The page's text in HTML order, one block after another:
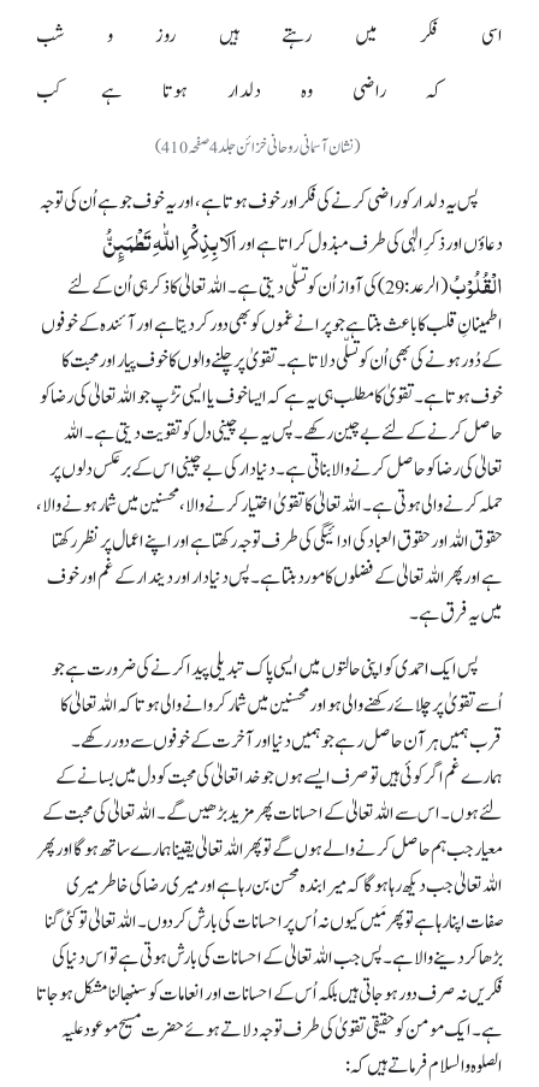
اسی فکر میں رہتے ہیں روز و شب
کہ راضی وہ دلدار ہوتا ہے کب
(نشان آسمانی روحانی خزائن جلد4صفحہ410)
پس یہ دلدار کو راضی کرنے کی فکر اور خوف ہوتا ہے، اور یہ خوف جو ہے اُن کی توجہ
دعاؤں اور ذکرِ الٰہی کی طرف مبذول کراتا ہے اوراَلَا بِذِکْرِ اللّٰہِ تَطْمَئِنُّ
الْقُلُوْبُ
(الرعد: 29) کی آواز اُن کو تسلّی دیتی ہے۔ اللہ تعالیٰ کا ذکر ہی اُن کے لئے
اطمینانِ قلب کا باعث بنتا ہے جو پرانے غموں کو بھی دور کر دیتا ہے اور آئندہ کے خوفوں
کے دُور ہونے کی بھی اُن کو تسلّی دلاتا ہے۔ تقویٰ پر چلنے والوں کا خوف پیار اور محبت کا
خوف ہوتا ہے۔ تقویٰ کا مطلب ہی یہ ہے کہ ایسا خوف یا ایسی تڑپ جو اللہ تعالیٰ کی رضا کو
حاصل کرنے کے لئے بے چین رکھے۔ پس یہ بے چینی دل کو تقویت دیتی ہے۔ اللہ
تعالیٰ کی رضا کو حاصل کرنے والا بناتی ہے۔ دنیا دار کی بے چینی اس کے برعکس دلوں پر
حملہ کرنے والی ہوتی ہے۔ اللہ تعالیٰ کا تقویٰ اختیار کرنے والا، محسنین میں شمار ہونے والا،
حقوق اللہ اور حقوق العباد کی ادائیگی کی طرف توجہ رکھتا ہے اور اپنے اعمال پر نظر رکھتا
ہے اور پھر اللہ تعالیٰ کے فضلوں کا مورد بنتا ہے۔ پس دنیا دار اور دیندار کے غم اور خوف
میں یہ فرق ہے۔
پس ایک احمدی کو اپنی حالتوں میں ایسی پاک تبدیلی پیدا کرنے کی ضرورت ہے جو
اُسے تقویٰ پر چلائے رکھنے والی ہو اور محسنین میں شمار کروانے والی ہو تا کہ اللہ تعالیٰ کا
قرب ہمیں ہر آن حاصل رہے جو ہمیں دنیا اور آخرت کے خوفوں سے دور رکھے۔
ہمارے غم اگر کوئی ہیں تو صرف ایسے ہوں جو خدا تعالیٰ کی محبت کو دل میں بسانے کے
لئے ہوں۔ اس سے اللہ تعالیٰ کے احسانات پھر مزید بڑھیں گے۔ اللہ تعالیٰ کی محبت کے
معیار جب ہم حاصل کرنے والے ہوں گے تو پھر اللہ تعالیٰ یقینا ہمارے ساتھ ہو گا اور پھر
اللہ تعالیٰ جب دیکھ رہا ہو گا کہ میرا بندہ محسن بن رہا ہے اور میری رضا کی خاطر میری
صفات اپنا رہا ہے تو پھر مَیں کیوں نہ اُس پر احسانات کی بارش کر دوں۔ اللہ تعالیٰ تو کئی گنا
بڑھا کر دینے والا ہے۔ پس جب اللہ تعالیٰ کے احسانات کی بارش ہوتی ہے تو اس دنیاکی
فکریں نہ صرف دور ہو جاتی ہیں بلکہ اُس کے احسانات اور انعامات کو سنبھالنا مشکل ہو جاتا
ہے۔ ایک مومن کو حقیقی تقویٰ کی طرف توجہ دلاتے ہوئے حضرت مسیح موعود علیہ
الصلوہ والسلام فرماتے ہیں کہ: